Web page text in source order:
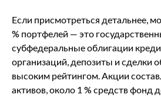
Если присмотреться детальнее,
% портфелей ― это
субфедеральные облигации
организаций, депозиты и сделки
высоким рейтингом. Акции
активов, около 1 % средств фонд